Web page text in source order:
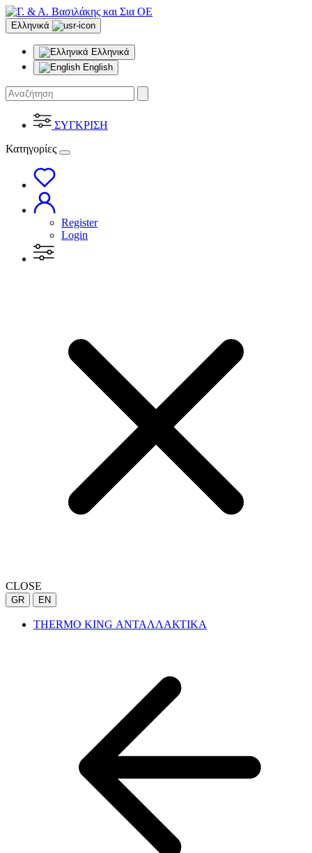
Ελληνικά
Ελληνικά
English
ΣΥΓΚΡΙΣΗ
Κατηγορίες
Register
Login
CLOSE
GR EN
THERMO KING ΑΝΤΑΛΛΑΚΤΙΚΑ